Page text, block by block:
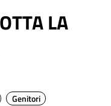
LA
Genitori